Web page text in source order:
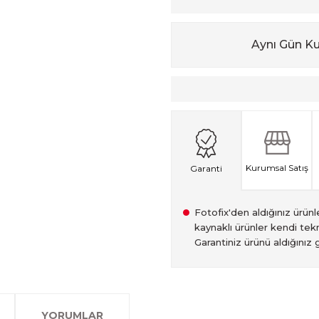
Aynı Gün
Garanti Kurumsal Satış
Fotofix'den aldığınız
kaynaklı ürünler kendi
Garantiniz ürünü
YORUMLAR